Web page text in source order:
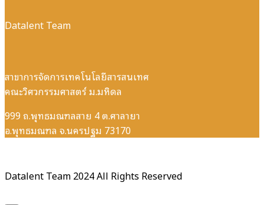
Datalent Team
สาขาการจัดการเทคโนโลยีสารสนเทศ
คณะวิศวกรรมศาสตร์ ม.มหิดล
999 ถ.พุทธมณฑลสาย 4 ต.ศาลายา
อ.พุทธมณฑล จ.นครปฐม 73170
Datalent Team 2024 All Rights Reserved